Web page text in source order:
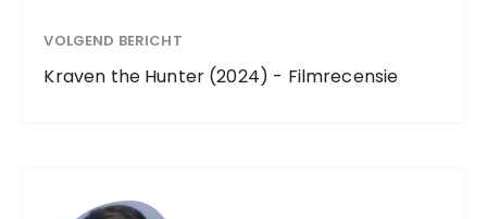
VOLGEND BERICHT
Kraven the Hunter (2024) - Filmrecensie